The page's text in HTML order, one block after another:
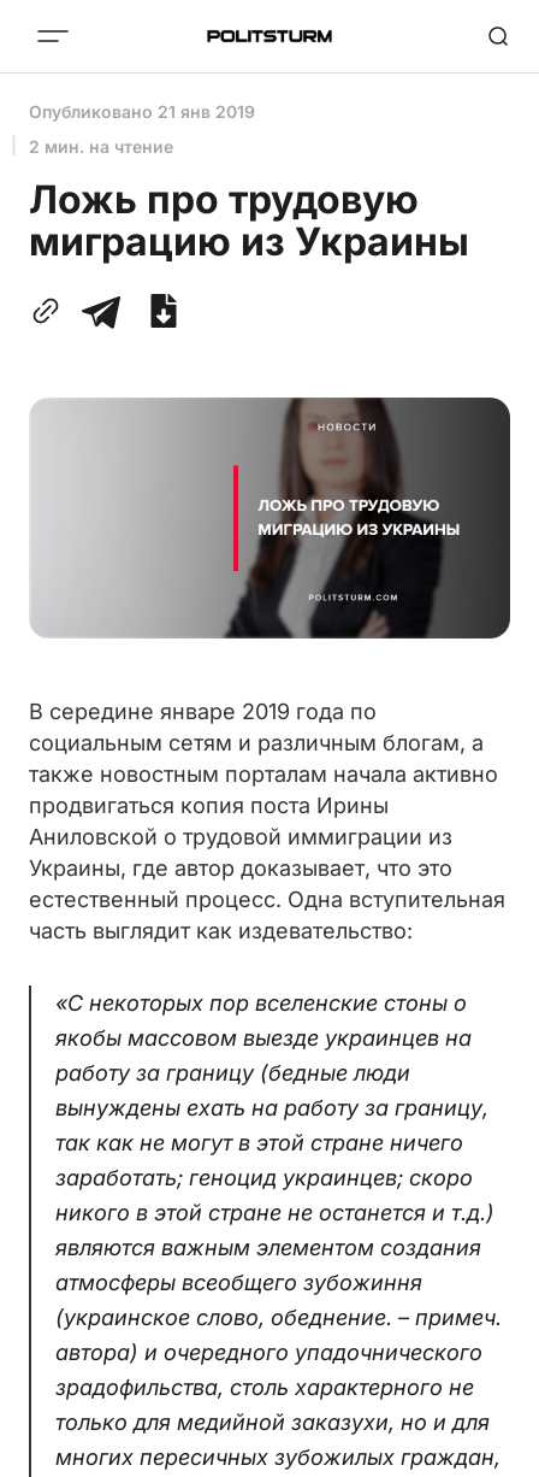
Опубликовано 21 янв 2019
2 мин. на чтение
Ложь про трудовую
миграцию из Украины
В середине январе 2019 года по
социальным сетям и различным блогам, а
также новостным порталам начала активно
продвигаться копия поста Ирины
Аниловской о трудовой иммиграции из
Украины, где автор доказывает, что это
естественный процесс. Одна вступительная
часть выглядит как издевательство:
«С некоторых пор вселенские стоны о
якобы массовом выезде украинцев на
работу за границу (бедные люди
вынуждены ехать на работу за границу,
так как не могут в этой стране ничего
заработать; геноцид украинцев; скоро
никого в этой стране не останется и т.д.)
являются важным элементом создания
атмосферы всеобщего зубожиння
(украинское слово, обеднение. – примеч.
автора) и очередного упадочнического
зрадофильства, столь характерного не
только для медийной заказухи, но и для
многих пересичных зубожилых граждан,